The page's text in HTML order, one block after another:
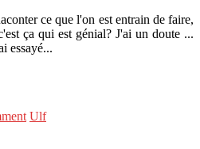
ce que l'on est entrain de faire,
ça qui est génial? J'ai un doute ...
essayé...
Ulf